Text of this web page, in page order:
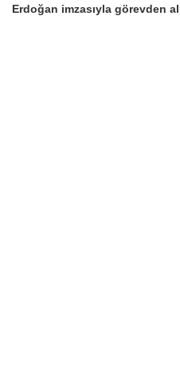
Erdoğan imzasıyla görevden